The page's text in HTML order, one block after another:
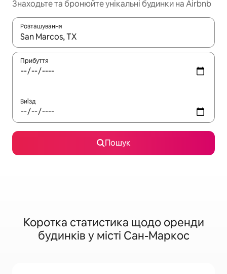
Знаходьте та бронюйте унікальні будинки на Airbnb
Розташування
Отримавши результати пошуку, використовуйте для
Прибуття
Виїзд
Пошук
Коротка статистика щодо оренди
будинків у місті Сан-Маркос